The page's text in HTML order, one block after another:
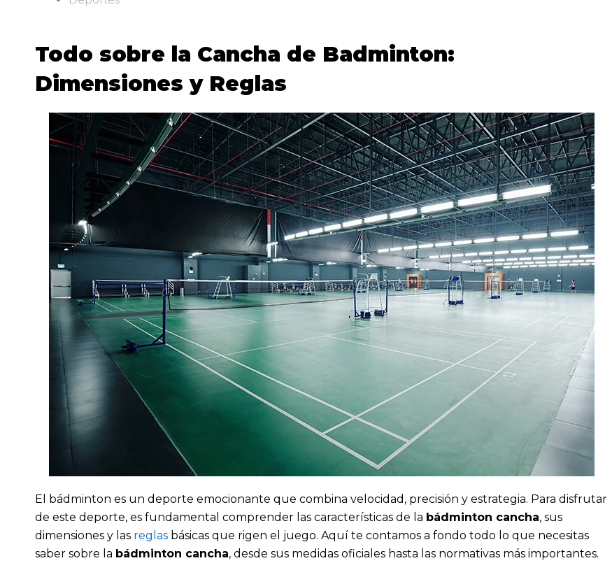
Todo sobre la Cancha de Badminton:
Dimensiones y Reglas
El bádminton es un deporte emocionante que combina velocidad, precisión y estrategia. Para disfrutar
de este deporte, es fundamental comprender las características de la bádminton cancha, sus
dimensiones y las reglas básicas que rigen el juego. Aquí te contamos a fondo todo lo que necesitas
saber sobre la bádminton cancha, desde sus medidas oficiales hasta las normativas más importantes.